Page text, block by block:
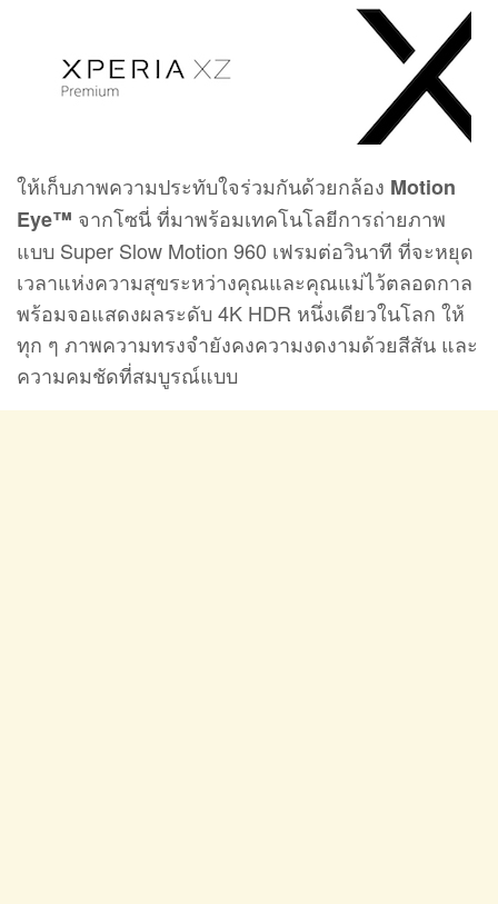
ให้เก็บภาพความประทับใจร่วมกันด้วยกล้อง Motion
Eye™ จากโซนี่ ที่มาพร้อมเทคโนโลยีการถ่ายภาพ
แบบ Super Slow Motion 960 เฟรมต่อวินาที ที่จะหยุด
เวลาแห่งความสุขระหว่างคุณและคุณแม่ไว้ตลอดกาล
พร้อมจอแสดงผลระดับ 4K HDR หนึ่งเดียวในโลก ให้
ทุก ๆ ภาพความทรงจำยังคงความงดงามด้วยสีสัน และ
ความคมชัดที่สมบูรณ์แบบ